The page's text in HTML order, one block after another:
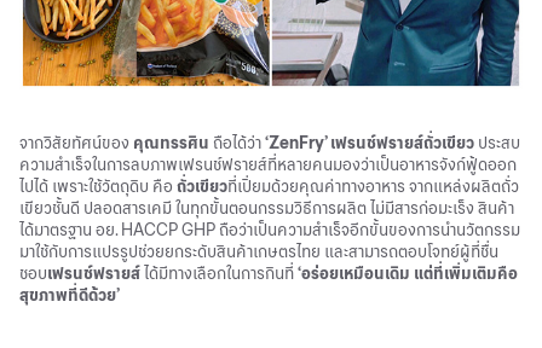
จากวิสัยทัศน์ของ คุณทรรศิน ถือได้ว่า‘ZenFry’ เฟรนช์ฟรายส์ถั่วเขียว ประสบ
ความสำเร็จในการลบภาพเฟรนช์ฟรายส์ที่หลายคนมองว่าเป็นอาหารจังก์ฟู้ดออก
ไปได้ เพราะใช้วัตถุดิบ คือ ถั่วเขียวที่เปี่ยมด้วยคุณค่าทางอาหาร จากแหล่งผลิตถั่ว
เขียวชั้นดี ปลอดสารเคมี ในทุกขั้นตอนกรรมวิธีการผลิต ไม่มีสารก่อมะเร็ง สินค้า
ได้มาตรฐาน อย. HACCP GHP ถือว่าเป็นความสำเร็จอีกขั้นของการนำนวัตกรรม
มาใช้กับการแปรรูปช่วยยกระดับสินค้าเกษตรไทย และสามารถตอบโจทย์ผู้ที่ชื่น
ชอบเฟรนช์ฟรายส์ ได้มีทางเลือกในการกินที่‘อร่อยเหมือนเดิม แต่ที่เพิ่มเติมคือ
สุขภาพที่ดีด้วย’